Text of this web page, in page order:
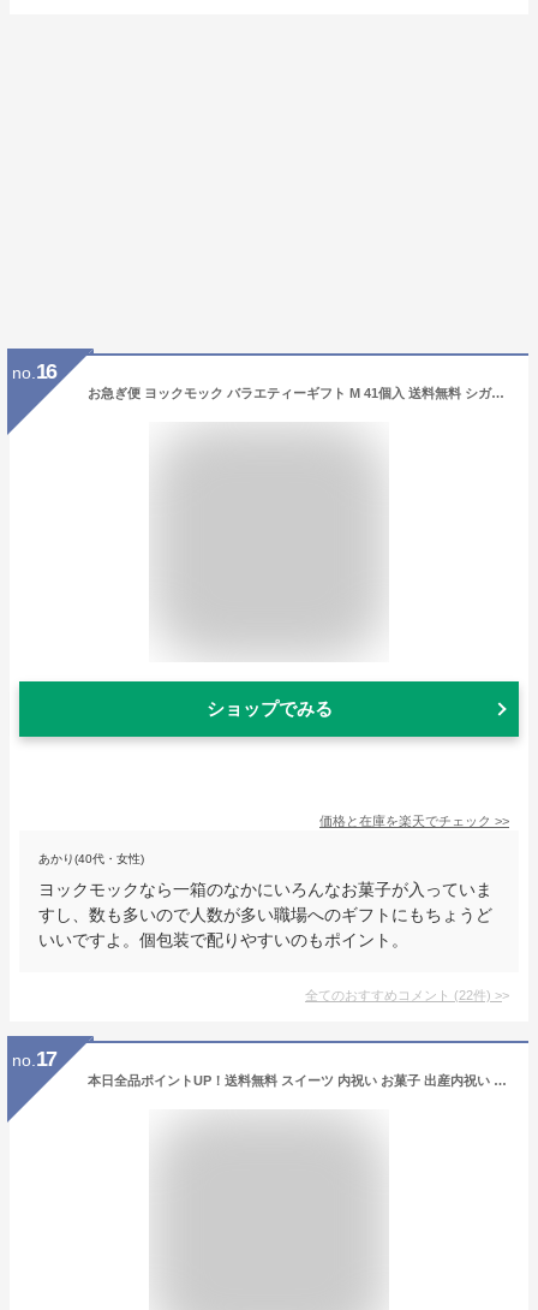
no. 16
お急ぎ便 ヨックモック バラエティーギフト M 41個入 送料無料 シガール お菓子 ギフト 焼き菓子 クッキー シガール 詰め合わせ yokumoku ブランド 人気 スイーツ 洋菓子 結婚 出産 内祝い ばらまき 個包装 小分け 祝い お礼 菓子折り 退職 卒業 異動 定年 祝い
ショップでみる
価格と在庫を楽天でチェック >>
あかり(40代・女性)
ヨックモックなら一箱のなかにいろんなお菓子が入っていま
すし、数も多いので人数が多い職場へのギフトにもちょうど
いいですよ。個包装で配りやすいのもポイント。
全てのおすすめコメント (22件) >
no. 17
本日全品ポイントUP！送料無料 スイーツ 内祝い お菓子 出産内祝い お返し 井桁堂 自家挽きアーモンドのガトーセレクション（16個） 洋菓子 お菓子 詰め合わせ 結婚祝い 引越し お祝い 写真入り メッセージカード無料 名入れ 贈答品 gws 食べ物 ホワイトデー